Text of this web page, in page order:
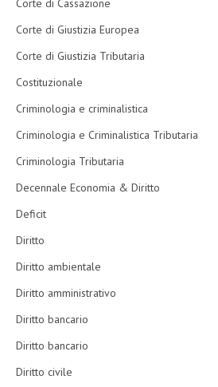
Corte di Cassazione
Corte di Giustizia Europea
Corte di Giustizia Tributaria
Costituzionale
Criminologia e criminalistica
Criminologia e Criminalistica Tributaria
Criminologia Tributaria
Decennale Economia & Diritto
Deficit
Diritto
Diritto ambientale
Diritto amministrativo
Diritto bancario
Diritto bancario
Diritto civile